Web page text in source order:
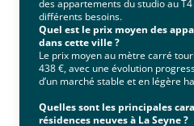
des appartements du studio au
différents besoins.
Quel est le prix moyen des
dans cette ville ?
Le prix moyen au mètre carré
438 €, avec une évolution
d’un marché stable et en légère
Quelles sont les principales
résidences neuves à La Seyne ?